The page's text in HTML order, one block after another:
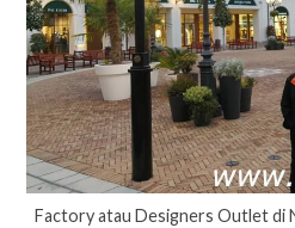
Factory atau Designers Outlet di